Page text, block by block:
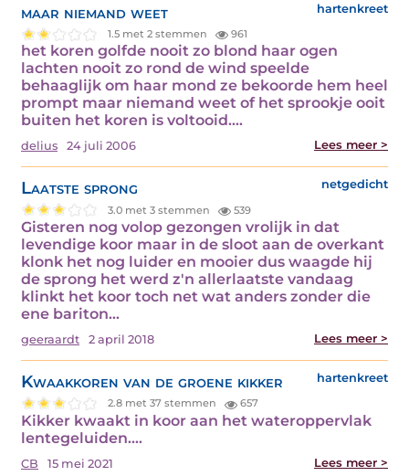
maar niemand weet hartenkreet
1.5 met 2 stemmen 961
het koren golfde nooit zo blond haar ogen
lachten nooit zo rond de wind speelde
behaaglijk om haar mond ze bekoorde hem heel
prompt maar niemand weet of het sprookje ooit
buiten het koren is voltooid.…
delius 24 juli 2006 Lees meer >
Laatste sprong netgedicht
3.0 met 3 stemmen 539
Gisteren nog volop gezongen vrolijk in dat
levendige koor maar in de sloot aan de overkant
klonk het nog luider en mooier dus waagde hij
de sprong het werd z'n allerlaatste vandaag
klinkt het koor toch net wat anders zonder die
ene bariton…
geeraardt 2 april 2018 Lees meer >
Kwaakkoren van de groene kikker hartenkreet
2.8 met 37 stemmen 657
Kikker kwaakt in koor aan het wateroppervlak
lentegeluiden.…
CB 15 mei 2021 Lees meer >